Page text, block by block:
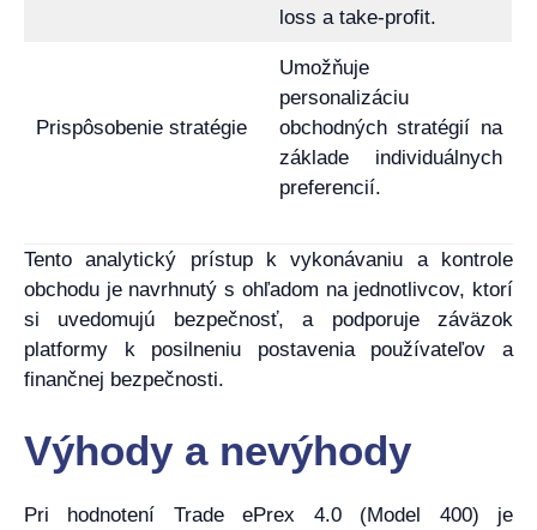
loss a take-profit.
Prispôsobenie stratégie
Umožňuje
personalizáciu
obchodných stratégií na
základe individuálnych
preferencií.
Tento analytický prístup k vykonávaniu a kontrole
obchodu je navrhnutý s ohľadom na jednotlivcov, ktorí
si uvedomujú bezpečnosť, a podporuje záväzok
platformy k posilneniu postavenia používateľov a
finančnej bezpečnosti.
Výhody a nevýhody
Pri hodnotení Trade ePrex 4.0 (Model 400) je